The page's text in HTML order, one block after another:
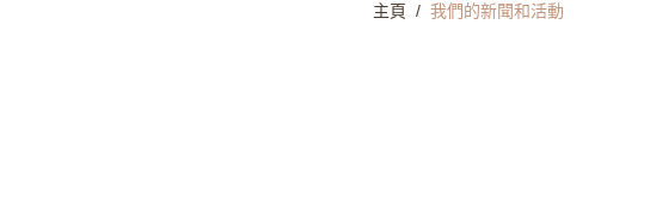
主頁 / 我們的新聞和活動